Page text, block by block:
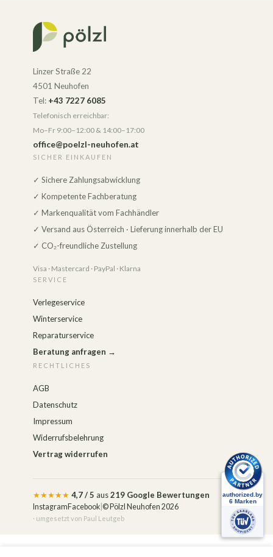
Linzer Straße 22
4501 Neuhofen
Tel: +43 7227 6085
Telefonisch erreichbar:
Mo–Fr 9:00–12:00 & 14:00–17:00
office@poelzl-neuhofen.at
SICHER EINKAUFEN
✓ Sichere Zahlungsabwicklung
✓ Kompetente Fachberatung
✓ Markenqualität vom Fachhändler
✓ Versand aus Österreich · Lieferung innerhalb der EU
✓ CO₂-freundliche Zustellung
Visa · Mastercard · PayPal · Klarna
SERVICE
Verlegeservice
Winterservice
Reparaturservice
Beratung anfragen →
RECHTLICHES
AGB
Datenschutz
Impressum
Widerrufsbelehrung
Vertrag widerrufen
★★★★★ 4,7 / 5 aus219 Google Bewertungen
Instagram Facebook © Pölzl Neuhofen 2026
· umgesetzt von Paul Leutgeb